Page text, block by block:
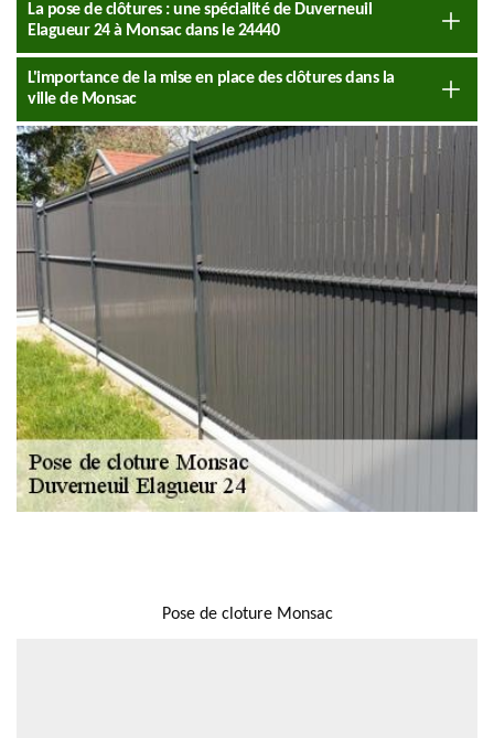
La pose de clôtures : une spécialité de Duverneuil
Elagueur 24 à Monsac dans le 24440
L'importance de la mise en place des clôtures dans la
ville de Monsac
Pose de cloture Monsac